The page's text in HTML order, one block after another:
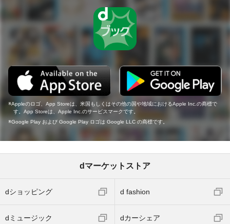
Appleのロゴ、App Storeは、米国もしくはその他の国や地域におけるApple Inc.の商標で
す。App Storeは、Apple Inc.のサービスマークです。
Google Play および Google Play ロゴは Google LLC の商標です。
dマーケットストア
dショッピング d fashion
dミュージック dカーシェア